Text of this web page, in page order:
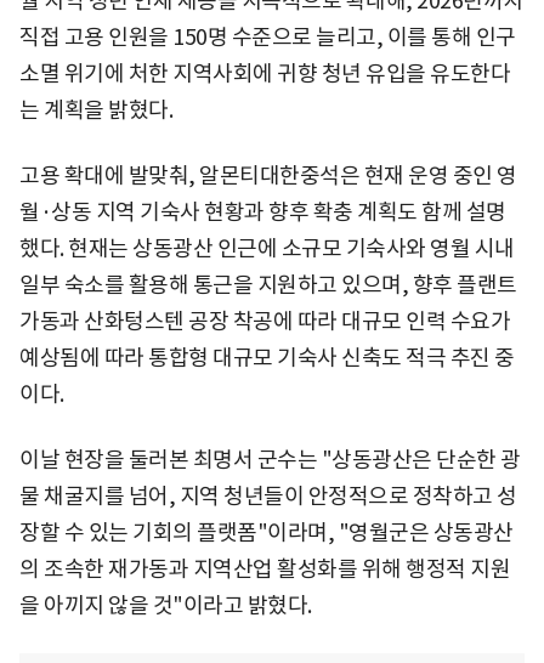
직접 고용 인원을 150명 수준으로 늘리고, 이를 통해 인구
소멸 위기에 처한 지역사회에 귀향 청년 유입을 유도한다
는 계획을 밝혔다.
고용 확대에 발맞춰, 알몬티대한중석은 현재 운영 중인 영
월·상동 지역 기숙사 현황과 향후 확충 계획도 함께 설명
했다. 현재는 상동광산 인근에 소규모 기숙사와 영월 시내
일부 숙소를 활용해 통근을 지원하고 있으며, 향후 플랜트
가동과 산화텅스텐 공장 착공에 따라 대규모 인력 수요가
예상됨에 따라 통합형 대규모 기숙사 신축도 적극 추진 중
이다.
이날 현장을 둘러본 최명서 군수는 "상동광산은 단순한 광
물 채굴지를 넘어, 지역 청년들이 안정적으로 정착하고 성
장할 수 있는 기회의 플랫폼"이라며, "영월군은 상동광산
의 조속한 재가동과 지역산업 활성화를 위해 행정적 지원
을 아끼지 않을 것"이라고 밝혔다.